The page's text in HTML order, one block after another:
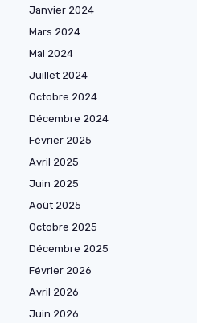
Janvier 2024
Mars 2024
Mai 2024
Juillet 2024
Octobre 2024
Décembre 2024
Février 2025
Avril 2025
Juin 2025
Août 2025
Octobre 2025
Décembre 2025
Février 2026
Avril 2026
Juin 2026